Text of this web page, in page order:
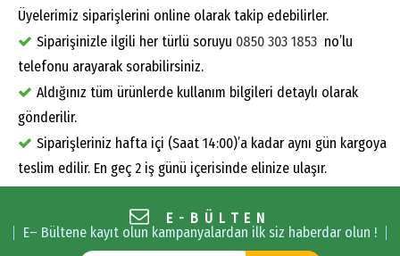
Üyelerimiz siparişlerini online olarak takip edebilirler.
Siparişinizle ilgili her türlü soruyu 0850 303 1853 no’lu
telefonu arayarak sorabilirsiniz.
Aldığınız tüm ürünlerde kullanım bilgileri detaylı olarak
gönderilir.
Siparişleriniz hafta içi (Saat 14:00)’a kadar aynı gün kargoya
teslim edilir. En geç 2 iş günü içerisinde elinize ulaşır.
E-BÜLTEN
E– Bültene kayıt olun kampanyalardan ilk siz haberdar olun !